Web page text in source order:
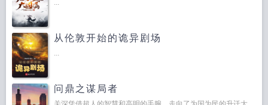
...
从伦敦开始的诡异剧场
...
问鼎之谋局者